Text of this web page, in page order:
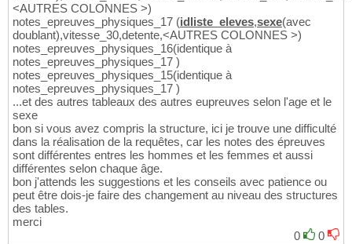
<AUTRES COLONNES >)
notes_epreuves_physiques_17 (idliste_eleves,sexe(avec
doublant),vitesse_30,detente,<AUTRES COLONNES >)
notes_epreuves_physiques_16(identique à
notes_epreuves_physiques_17 )
notes_epreuves_physiques_15(identique à
notes_epreuves_physiques_17 )
...et des autres tableaux des autres eupreuves selon l'age et le
sexe
bon si vous avez compris la structure, ici je trouve une difficulté
dans la réalisation de la requêtes, car les notes des épreuves
sont différentes entres les hommes et les femmes et aussi
différentes selon chaque âge.
bon j'attends les suggestions et les conseils avec patience ou
peut être dois-je faire des changement au niveau des structures
des tables.
merci
0
0